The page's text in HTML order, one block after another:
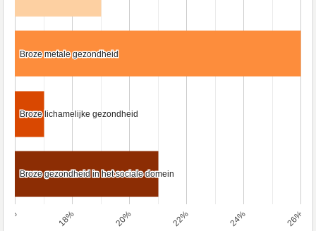
16% 18% 20% 22% 24% 26%
Broze metale gezondheid
Broze metale gezondheid
Broze lichamelijke gezondheid
Broze lichamelijke gezondheid
Broze gezondheid in het sociale domein
Broze gezondheid in het sociale domein